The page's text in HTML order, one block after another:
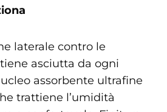
laterale contro le
asciutta da ogni
assorbente ultrafine
trattiene l’umidità